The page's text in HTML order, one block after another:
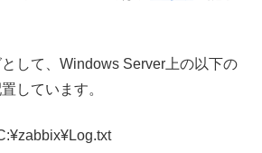
して、Windows Server上の以下の
しています。